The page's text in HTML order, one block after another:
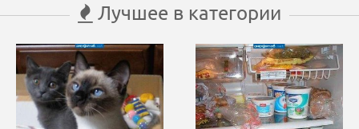
Лучшее в категории